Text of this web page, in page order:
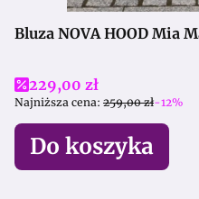
Bluza NOVA HOOD Mia
Cena promocyjna
229,00 zł
Najniższa cena: 259,00 zł-12%
Do koszyka